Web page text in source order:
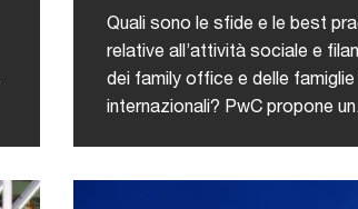
Quali sono le sfide e le best
relative all’attività sociale e
dei family office e delle
internazionali? PwC propone un